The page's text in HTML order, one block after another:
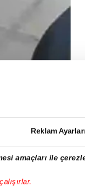
Reklam
amaçları ile